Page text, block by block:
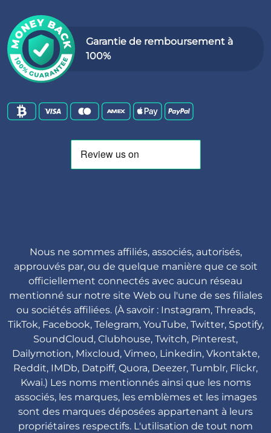
Garantie de remboursement à
100%
Nous ne sommes affiliés, associés, autorisés,
approuvés par, ou de quelque manière que ce soit
officiellement connectés avec aucun réseau
mentionné sur notre site Web ou l'une de ses filiales
ou sociétés affiliées. (À savoir : Instagram, Threads,
TikTok, Facebook, Telegram, YouTube, Twitter, Spotify,
SoundCloud, Clubhouse, Twitch, Pinterest,
Dailymotion, Mixcloud, Vimeo, Linkedin, Vkontakte,
Reddit, IMDb, Datpiff, Quora, Deezer, Tumblr, Flickr,
Kwai.) Les noms mentionnés ainsi que les noms
associés, les marques, les emblèmes et les images
sont des marques déposées appartenant à leurs
propriétaires respectifs. L'utilisation de tout nom